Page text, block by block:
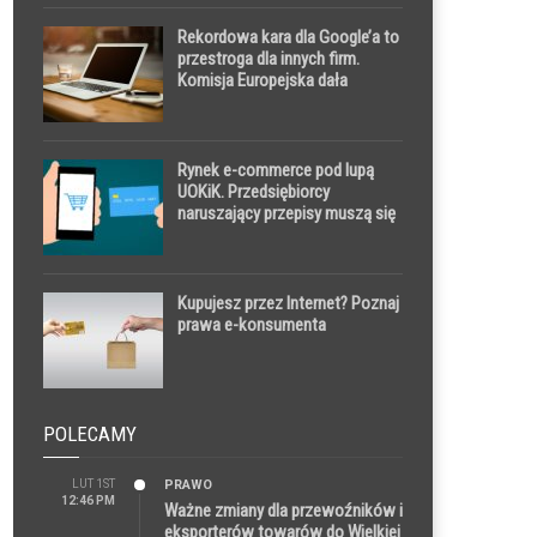
Rekordowa kara dla Google’a to
przestroga dla innych firm.
Komisja Europejska dała
Rynek e-commerce pod lupą
UOKiK. Przedsiębiorcy
naruszający przepisy muszą się
Kupujesz przez Internet? Poznaj
prawa e-konsumenta
POLECAMY
LUT 1ST
12:46 PM
PRAWO
Ważne zmiany dla przewoźników i
eksporterów towarów do Wielkiej